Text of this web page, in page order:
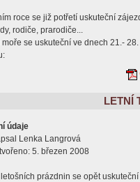
roce se již potřetí uskuteční
rodiče, prarodiče...
moře se uskuteční ve dnech 21.-
LETNÍ
údaje
Lenka Langrová
5. březen 2008
letošních prázdnin se opět